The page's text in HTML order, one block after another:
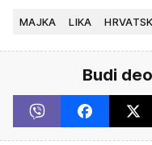
MAJKA LIKA
Budi